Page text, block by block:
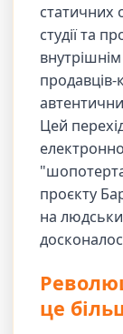
статичних
студії та
продавців-
Цей
проєкту
на
це